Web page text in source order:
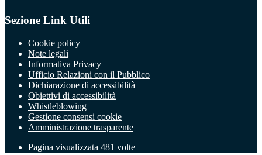
Sezione Link Utili
Cookie policy
Note legali
Informativa Privacy
Ufficio Relazioni con il Pubblico
Dichiarazione di accessibilità
Obiettivi di accessibilità
Whistleblowing
Gestione consensi cookie
Amministrazione trasparente
Pagina visualizzata 481 volte